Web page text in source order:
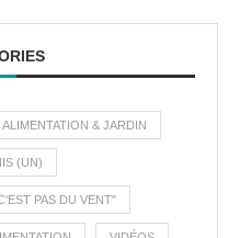
ALIMENTATION & JARDIN
(UN)
PAS DU VENT"